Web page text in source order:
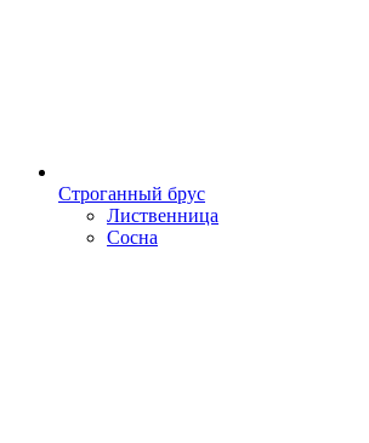
Строганный брус
Лиственница
Сосна